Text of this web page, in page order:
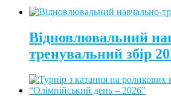
Відновлювальний
тренувальний збір